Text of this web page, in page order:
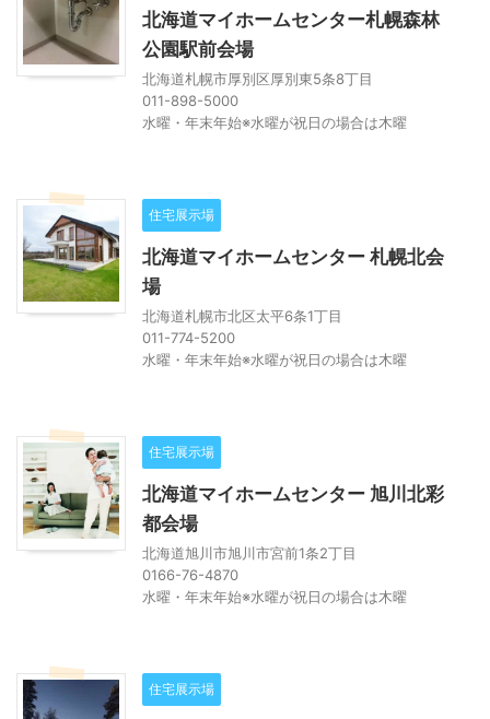
北海道マイホームセンター札幌森林
公園駅前会場
北海道札幌市厚別区厚別東5条8丁目
011-898-5000
水曜・年末年始※水曜が祝日の場合は木曜
住宅展示場
北海道マイホームセンター 札幌北会
場
北海道札幌市北区太平6条1丁目
011-774-5200
水曜・年末年始※水曜が祝日の場合は木曜
住宅展示場
北海道マイホームセンター 旭川北彩
都会場
北海道旭川市旭川市宮前1条2丁目
0166-76-4870
水曜・年末年始※水曜が祝日の場合は木曜
住宅展示場